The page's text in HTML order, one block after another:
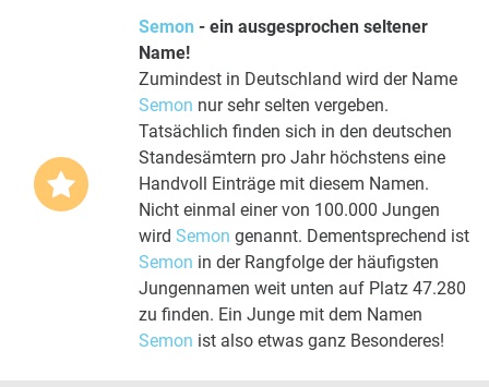
Semon - ein ausgesprochen seltener
Name!
Zumindest in Deutschland wird der Name
Semon nur sehr selten vergeben.
Tatsächlich finden sich in den deutschen
Standesämtern pro Jahr höchstens eine
Handvoll Einträge mit diesem Namen.
Nicht einmal einer von 100.000 Jungen
wird Semon genannt. Dementsprechend ist
Semon in der Rangfolge der häufigsten
Jungennamen weit unten auf Platz 47.280
zu finden. Ein Junge mit dem Namen
Semon ist also etwas ganz Besonderes!